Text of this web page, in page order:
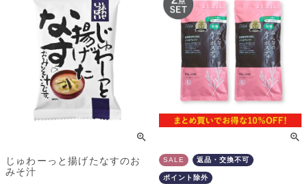
じゅわーっと揚げたなすのお
みそ汁
SALE 返品・交換不可
ポイント除外